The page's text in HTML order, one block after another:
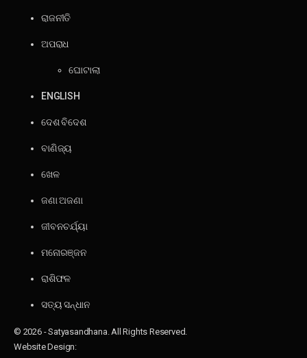
ରାଜନୀତି
ଅପରାଧ
ଘୋଟାଲା
ENGLISH
ଦେଶ ବିଦେଶ
ବାଣିଜ୍ୟ
ଖେଳ
ଜଣା ଅଜଣା
ଜୀବନଚର୍ଯ୍ୟା
ମନୋରଞ୍ଜନ
ରାଶିଫଳ
ସତ୍ୟ ସନ୍ଧାନ
© 2026 - Satyasandhana. All Rights Reserved.
Website Design: